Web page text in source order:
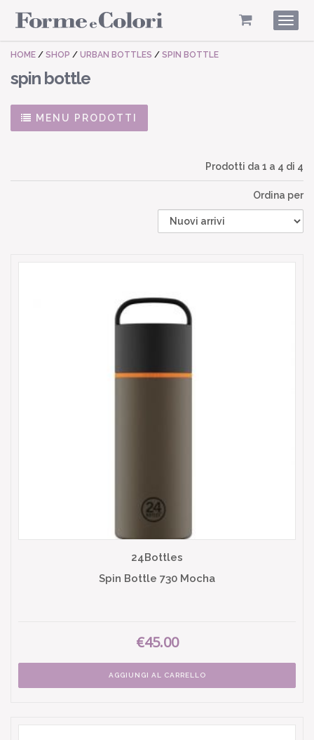
HOME / SHOP / URBAN BOTTLES / SPIN BOTTLE
spin bottle
MENU PRODOTTI
Prodotti da 1 a 4 di 4
Ordina per
24Bottles
Spin Bottle 730 Mocha
€45.00
AGGIUNGI AL CARRELLO